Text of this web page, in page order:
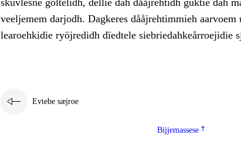
skuvlesne goltelidh, dellie dah dååjrehtidh guktie dah
veeljemem darjodh. Dagkeres dååjrehtimmieh
learoehkidie ryöjredidh dïedtele siebriedahkeårroejidie
Evtebe sæjroe
Bijjemassese